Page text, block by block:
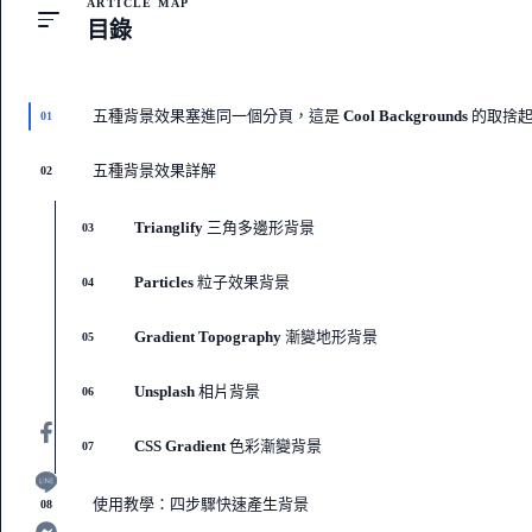
目錄
01 五種背景效果塞進同一個分頁，這是 Cool Backgrounds 的取捨
02 五種背景效果詳解
03 Trianglify 三角多邊形背景
04 Particles 粒子效果背景
05 Gradient Topography 漸變地形背景
06 Unsplash 相片背景
07 CSS Gradient 色彩漸變背景
08 使用教學：四步驟快速產生背景